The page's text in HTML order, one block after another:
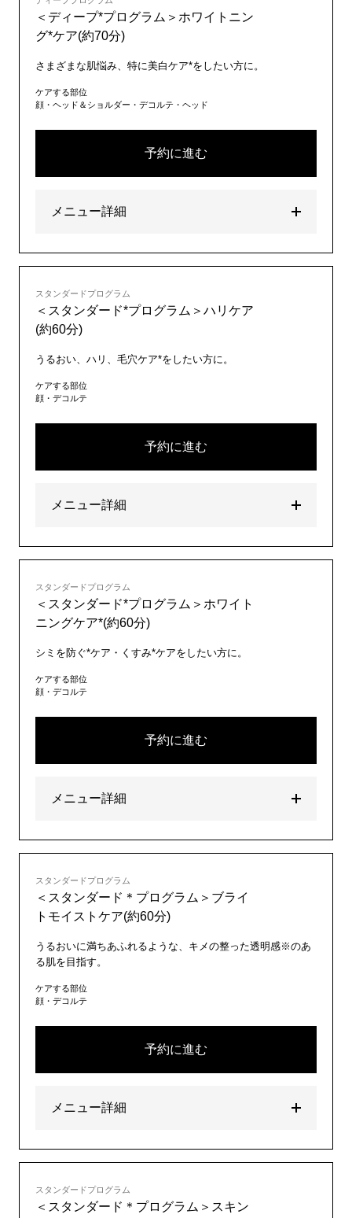
＜ディープ*プログラム＞ホワイトニン
グ*ケア(約70分)
さまざまな肌悩み、特に美白ケア*をしたい方に。
ケアする部位
顔・ヘッド＆ショルダー・デコルテ・ヘッド
予約に進む
メニュー詳細
スタンダードプログラム
＜スタンダード*プログラム＞ハリケア
(約60分)
うるおい、ハリ、毛穴ケア*をしたい方に。
ケアする部位
顔・デコルテ
予約に進む
メニュー詳細
スタンダードプログラム
＜スタンダード*プログラム＞ホワイト
ニングケア*(約60分)
シミを防ぐ*ケア・くすみ*ケアをしたい方に。
ケアする部位
顔・デコルテ
予約に進む
メニュー詳細
スタンダードプログラム
＜スタンダード＊プログラム＞ブライ
トモイストケア(約60分)
うるおいに満ちあふれるような、キメの整った透明感※のあ
る肌を目指す。
ケアする部位
顔・デコルテ
予約に進む
メニュー詳細
スタンダードプログラム
＜スタンダード＊プログラム＞スキン